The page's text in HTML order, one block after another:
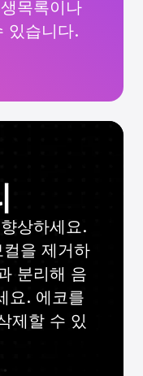
목록이나
있습니다.
상하세요.
을 제거하
분리해 음
요. 에코를
제할 수 있